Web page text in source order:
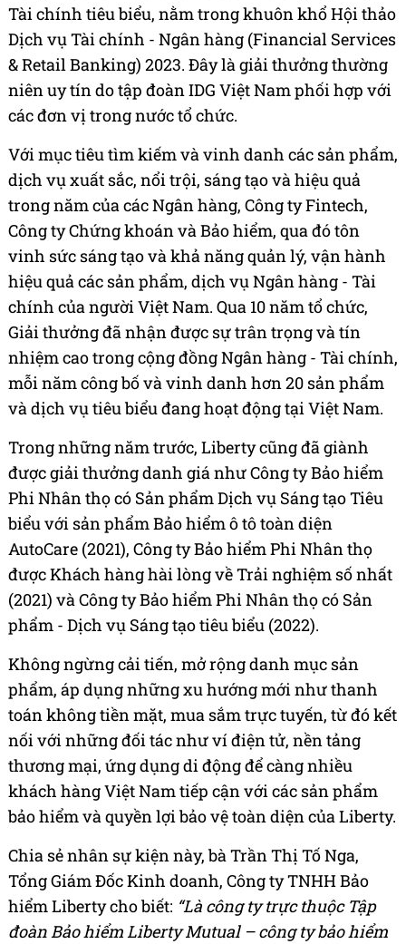
Tài chính tiêu biểu, nằm trong khuôn khổ Hội thảo
Dịch vụ Tài chính - Ngân hàng (Financial Services
& Retail Banking) 2023. Đây là giải thưởng thường
niên uy tín do tập đoàn IDG Việt Nam phối hợp với
các đơn vị trong nước tổ chức.
Với mục tiêu tìm kiếm và vinh danh các sản phẩm,
dịch vụ xuất sắc, nổi trội, sáng tạo và hiệu quả
trong năm của các Ngân hàng, Công ty Fintech,
Công ty Chứng khoán và Bảo hiểm, qua đó tôn
vinh sức sáng tạo và khả năng quản lý, vận hành
hiệu quả các sản phẩm, dịch vụ Ngân hàng - Tài
chính của người Việt Nam. Qua 10 năm tổ chức,
Giải thưởng đã nhận được sự trân trọng và tín
nhiệm cao trong cộng đồng Ngân hàng - Tài chính,
mỗi năm công bố và vinh danh hơn 20 sản phẩm
và dịch vụ tiêu biểu đang hoạt động tại Việt Nam.
Trong những năm trước, Liberty cũng đã giành
được giải thưởng danh giá như Công ty Bảo hiểm
Phi Nhân thọ có Sản phẩm Dịch vụ Sáng tạo Tiêu
biểu với sản phẩm Bảo hiểm ô tô toàn diện
AutoCare (2021), Công ty Bảo hiểm Phi Nhân thọ
được Khách hàng hài lòng về Trải nghiệm số nhất
(2021) và Công ty Bảo hiểm Phi Nhân thọ có Sản
phẩm - Dịch vụ Sáng tạo tiêu biểu (2022).
Không ngừng cải tiến, mở rộng danh mục sản
phẩm, áp dụng những xu hướng mới như thanh
toán không tiền mặt, mua sắm trực tuyến, từ đó kết
nối với những đối tác như ví điện tử, nền tảng
thương mại, ứng dụng di động để càng nhiều
khách hàng Việt Nam tiếp cận với các sản phẩm
bảo hiểm và quyền lợi bảo vệ toàn diện của Liberty.
Chia sẻ nhân sự kiện này, bà Trần Thị Tố Nga,
Tổng Giám Đốc Kinh doanh, Công ty TNHH Bảo
hiểm Liberty cho biết: “Là công ty trực thuộc Tập
đoàn Bảo hiểm Liberty Mutual – công ty bảo hiểm